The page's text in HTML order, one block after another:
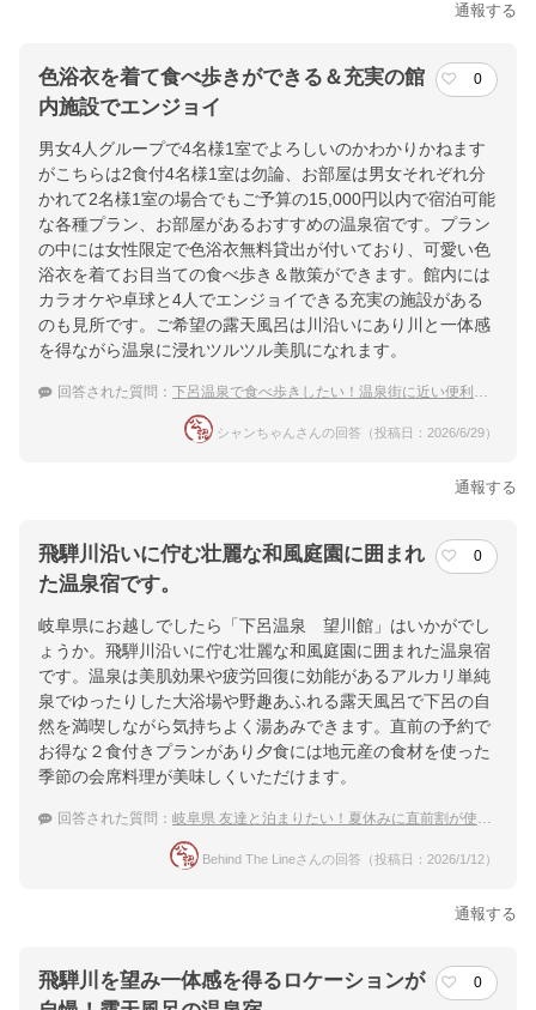
通報する
色浴衣を着て食べ歩きができる＆充実の館
内施設でエンジョイ
0
男女4人グループで4名様1室でよろしいのかわかりかねます
がこちらは2食付4名様1室は勿論、お部屋は男女それぞれ分
かれて2名様1室の場合でもご予算の15,000円以内で宿泊可能
な各種プラン、お部屋があるおすすめの温泉宿です。プラン
の中には女性限定で色浴衣無料貸出が付いており、可愛い色
浴衣を着てお目当ての食べ歩き＆散策ができます。館内には
カラオケや卓球と4人でエンジョイできる充実の施設がある
のも見所です。ご希望の露天風呂は川沿いにあり川と一体感
を得ながら温泉に浸れツルツル美肌になれます。
回答された質問： 下呂温泉で食べ歩きしたい！温泉街に近い便利なおすすめ宿を教えて！
シャンちゃんさんの回答（投稿日：2026/6/29）
通報する
飛騨川沿いに佇む壮麗な和風庭園に囲まれ
た温泉宿です。
0
岐阜県にお越しでしたら「下呂温泉 望川館」はいかがでし
ょうか。飛騨川沿いに佇む壮麗な和風庭園に囲まれた温泉宿
です。温泉は美肌効果や疲労回復に効能があるアルカリ単純
泉でゆったりした大浴場や野趣あふれる露天風呂で下呂の自
然を満喫しながら気持ちよく湯あみできます。直前の予約で
お得な２食付きプランがあり夕食には地元産の食材を使った
季節の会席料理が美味しくいただけます。
回答された質問： 岐阜県 友達と泊まりたい！夏休みに直前割が使えるおすすめ温泉宿
Behind The Lineさんの回答（投稿日：2026/1/12）
通報する
飛騨川を望み一体感を得るロケーションが
0